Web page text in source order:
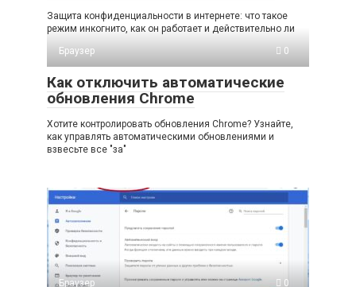
Защита конфиденциальности в интернете: что такое
режим инкогнито, как он работает и действительно ли
Браузер
0
Как отключить автоматические
обновления Chrome
Хотите контролировать обновления Chrome? Узнайте,
как управлять автоматическими обновлениями и
взвесьте все "за"
Браузер 0